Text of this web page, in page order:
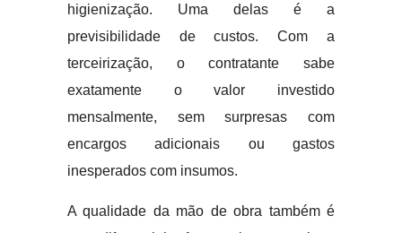
higienização. Uma delas é a
previsibilidade de custos. Com a
terceirização, o contratante sabe
exatamente o valor investido
mensalmente, sem surpresas com
encargos adicionais ou gastos
inesperados com insumos.
A qualidade da mão de obra também é